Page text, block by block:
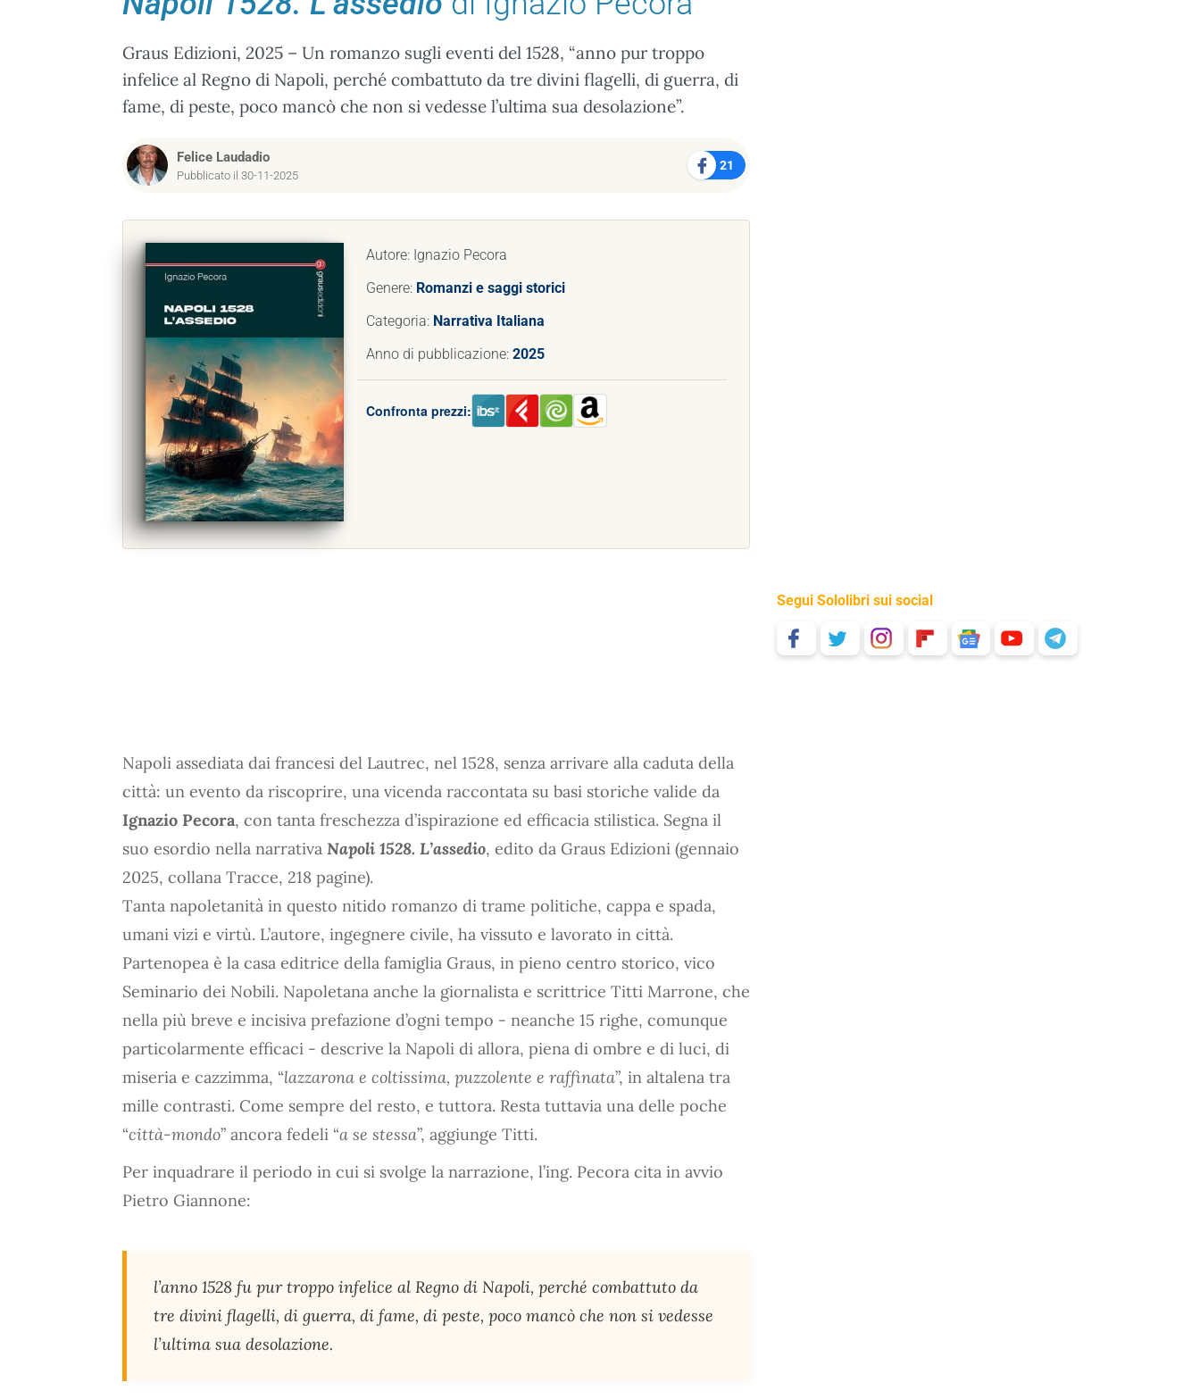
Graus Edizioni, 2025 – Un romanzo sugli eventi del 1528, “anno pur troppo
infelice al Regno di Napoli, perché combattuto da tre divini flagelli, di guerra, di
fame, di peste, poco mancò che non si vedesse l’ultima sua desolazione”.
Felice Laudadio
Pubblicato il 30-11-2025
21
Autore: Ignazio Pecora
Genere: Romanzi e saggi storici
Categoria: Narrativa Italiana
Anno di pubblicazione: 2025
Confronta prezzi:
Napoli assediata dai francesi del Lautrec, nel 1528, senza arrivare alla caduta della
città: un evento da riscoprire, una vicenda raccontata su basi storiche valide da
Ignazio Pecora, con tanta freschezza d’ispirazione ed efficacia stilistica. Segna il
suo esordio nella narrativa Napoli 1528. L’assedio, edito da Graus Edizioni (gennaio
2025, collana Tracce, 218 pagine).
Tanta napoletanità in questo nitido romanzo di trame politiche, cappa e spada,
umani vizi e virtù. L’autore, ingegnere civile, ha vissuto e lavorato in città.
Partenopea è la casa editrice della famiglia Graus, in pieno centro storico, vico
Seminario dei Nobili. Napoletana anche la giornalista e scrittrice Titti Marrone, che
nella più breve e incisiva prefazione d’ogni tempo - neanche 15 righe, comunque
particolarmente efficaci - descrive la Napoli di allora, piena di ombre e di luci, di
miseria e cazzimma, “lazzarona e coltissima, puzzolente e raffinata”, in altalena tra
mille contrasti. Come sempre del resto, e tuttora. Resta tuttavia una delle poche
“città-mondo” ancora fedeli “a se stessa”, aggiunge Titti.
Per inquadrare il periodo in cui si svolge la narrazione, l’ing. Pecora cita in avvio
Pietro Giannone:
l’anno 1528 fu pur troppo infelice al Regno di Napoli, perché combattuto da
tre divini flagelli, di guerra, di fame, di peste, poco mancò che non si vedesse
l’ultima sua desolazione.
Segui Sololibri sui social